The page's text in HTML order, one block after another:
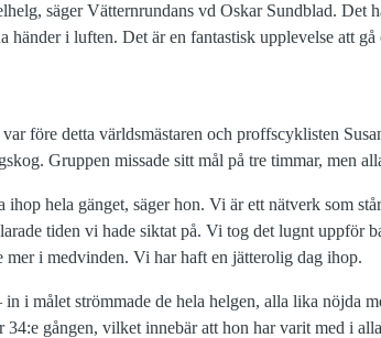
säger Vätternrundans vd Oskar Sundblad. Det
händer i luften. Det är en fantastisk upplevelse att
före detta världsmästaren och proffscyklisten
Gruppen missade sitt mål på tre timmar, men
hela gänget, säger hon. Vi är ett nätverk som
tiden vi hade siktat på. Vi tog det lugnt uppför
mer i medvinden. Vi har haft en jätterolig dag ihop.
i målet strömmade de hela helgen, alla lika nöjda
gången, vilket innebär att hon har varit med i